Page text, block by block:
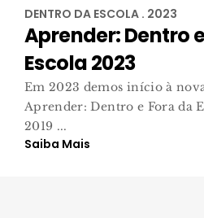
DENTRO DA ESCOLA . 2023
Aprender: Dentro
Escola 2023
Em 2023 demos início à
Aprender: Dentro e Fora da
2019 ...
Saiba Mais